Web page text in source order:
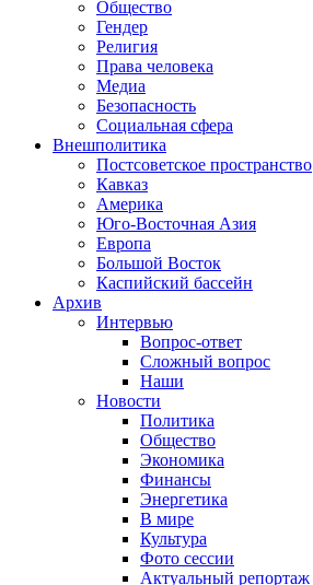
Общество
Гендер
Религия
Права человека
Медиа
Безопасность
Социальная сфера
Внешполитика
Постсоветское пространство
Кавказ
Америка
Юго-Восточная Азия
Европа
Большой Восток
Каспийский бассейн
Архив
Интервью
Вопрос-ответ
Сложный вопрос
Наши
Новости
Политика
Общество
Экономика
Финансы
Энергетика
В мире
Культура
Фото сессии
Актуальный репортаж